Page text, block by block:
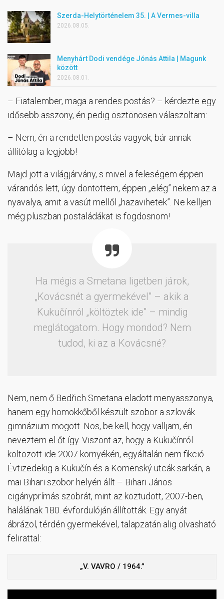
Szerda-Helytörténelem 35. | A Vermes-villa
2026.08.05.
Menyhárt Dodi vendége Jónás Attila | Magunk
között
2026.08.01.
– Fiatalember, maga a rendes postás? – kérdezte egy
idősebb asszony, én pedig ösztönösen válaszoltam:
– Nem, én a rendetlen postás vagyok, bár annak
állítólag a legjobb!
Majd jött a világjárvány, s mivel a feleségem éppen
várandós lett, úgy döntöttem, éppen „elég” nekem az a
nyavalya, amit a vasút mellől „hazavihetek”. Ne kelljen
még pluszban postaládákat is fogdosnom!
Ha mégis a Smetana ligetben járok,
„Kovácsnét a gyermekével” – akik a
Kukučínról „költöztek ide” – mindig
meglátogatom. Hogy mondod? Nem
tudod, ki az a Kovácsné?
Nem, nem ő Bedřich Smetana eladott menyasszonya,
hanem egy homokkőből készült szobor a szlovák
gimnázium mögött. Nos, be kell, hogy valljam, én
neveztem el őt így. Viszont az, hogy a Kukučínról
költözött ide 2007 környékén, egyáltalán nem fikció.
Évtizedekig a Kukučín és a Komenský utcák sarkán, a
mai Bihari szobor helyén állt – Bihari János
cigányprímás szobrát, mint az köztudott, 2007-ben,
halálának 180. évfordulóján állították. Egy anyát
ábrázol, térdén gyermekével, talapzatán alig olvasható
felirattal:
„V. VAVRO / 1964.”